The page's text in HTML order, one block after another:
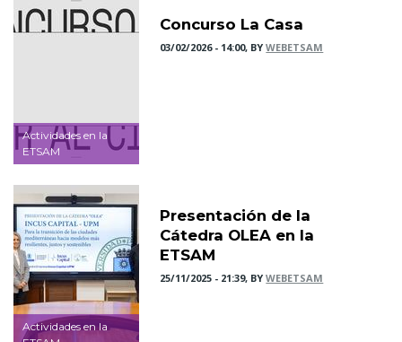
Actividades en la
ETSAM
Concurso La Casa
03/02/2026 - 14:00, BYWEBETSAM
Actividades en la
Presentación de la
Cátedra OLEA en la
ETSAM
25/11/2025 - 21:39, BYWEBETSAM